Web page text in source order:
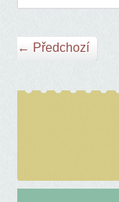
← Předchozí